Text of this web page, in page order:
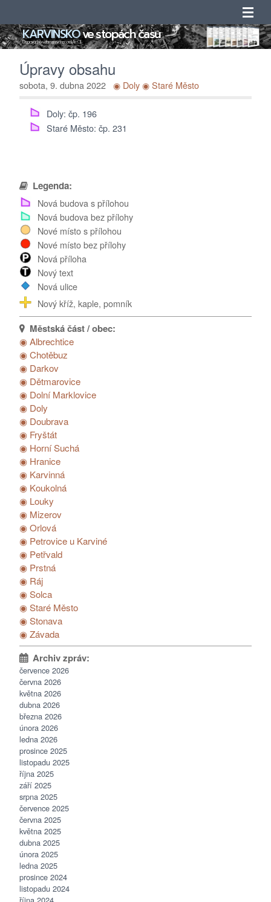
Úvod
Novinky
Katalogy
Adresáře
O projektu
Kontakty
Poděkování...
KARVINSKOve stopách času
Doprovodný web mapového portálu ArcGIS
Legenda:
Nová budova s přílohou
Nová budova bez přílohy
Nové místo s přílohou
Nové místo bez přílohy
Nová příloha
Nový text
Nová ulice
Nový kříž, kaple, pomník
◉ Albrechtice
◉ Chotěbuz
◉ Darkov
◉ Dětmarovice
◉ Dolní Marklovice
◉ Doly
◉ Doubrava
◉ Fryštát
◉ Horní Suchá
◉ Hranice
◉ Karvinná
◉ Koukolná
◉ Louky
◉ Mizerov
◉ Orlová
◉ Petrovice u Karviné
◉ Petřvald
◉ Prstná
◉ Ráj
◉ Solca
◉ Staré Město
◉ Stonava
◉ Závada
července 2026
června 2026
května 2026
dubna 2026
března 2026
února 2026
ledna 2026
prosince 2025
listopadu 2025
října 2025
září 2025
srpna 2025
července 2025
června 2025
května 2025
dubna 2025
února 2025
ledna 2025
prosince 2024
listopadu 2024
Úpravy obsahu
sobota, 9. dubna 2022 ◉ Doly◉ Staré Město
Doly: čp. 196
Staré Město: čp. 231